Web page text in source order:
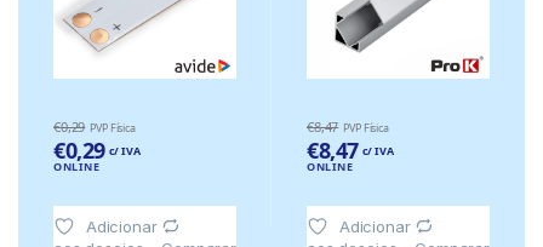
€0,29 PVP Física
€0,29 c/ IVA
ONLINE
Adicionar
€8,47 PVP Física
€8,47 c/ IVA
ONLINE
Adicionar